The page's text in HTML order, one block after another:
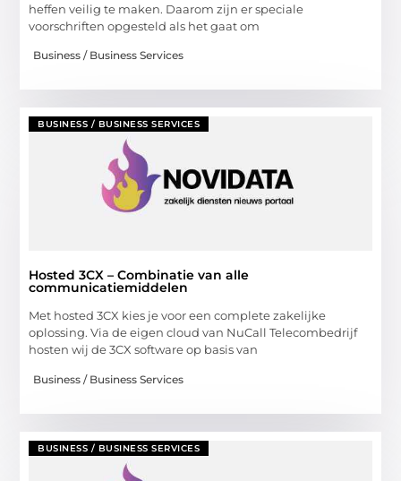
heffen veilig te maken. Daarom zijn er speciale
voorschriften opgesteld als het gaat om
Business / Business Services
BUSINESS / BUSINESS SERVICES
Hosted 3CX – Combinatie van alle
communicatiemiddelen
Met hosted 3CX kies je voor een complete zakelijke
oplossing. Via de eigen cloud van NuCall Telecombedrijf
hosten wij de 3CX software op basis van
Business / Business Services
BUSINESS / BUSINESS SERVICES